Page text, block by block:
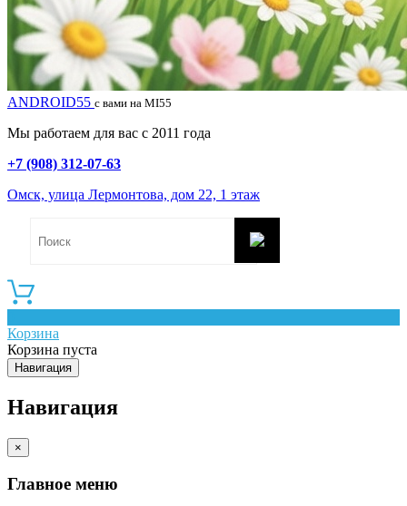
ANDROID55 с вами на MI55
Мы работаем для вас с 2011 года
+7 (908) 312-07-63
Омск, улица Лермонтова, дом 22, 1 этаж
Корзина
Корзина пуста
Навигация
Навигация
×
Главное меню